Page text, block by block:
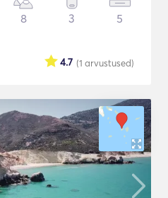
8 3 5
(1 arvustused)
4.7